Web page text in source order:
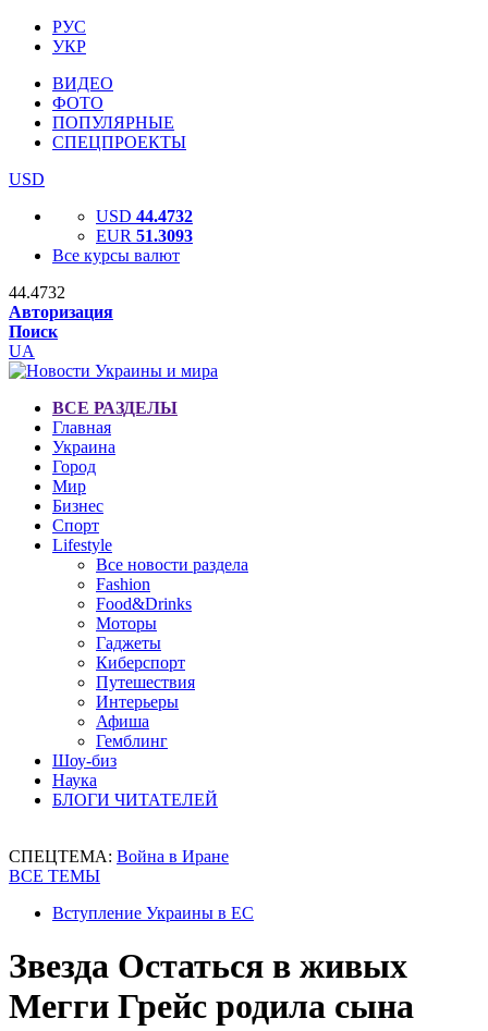
РУС
УКР
ВИДЕО
ФОТО
ПОПУЛЯРНЫЕ
СПЕЦПРОЕКТЫ
USD
USD 44.4732
EUR 51.3093
Все курсы валют
44.4732
Авторизация
Поиск
UA
ВСЕ РАЗДЕЛЫ
Главная
Украина
Город
Мир
Бизнес
Спорт
Lifestyle
Все новости раздела
Fashion
Food&Drinks
Моторы
Гаджеты
Киберспорт
Путешествия
Интерьеры
Афиша
Гемблинг
Шоу-биз
Наука
БЛОГИ ЧИТАТЕЛЕЙ
СПЕЦТЕМА: Война в Иране
ВСЕ ТЕМЫ
Вступление Украины в ЕС
Звезда Остаться в живых
Мегги Грейс родила сына